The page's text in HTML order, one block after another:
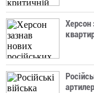
Херсон